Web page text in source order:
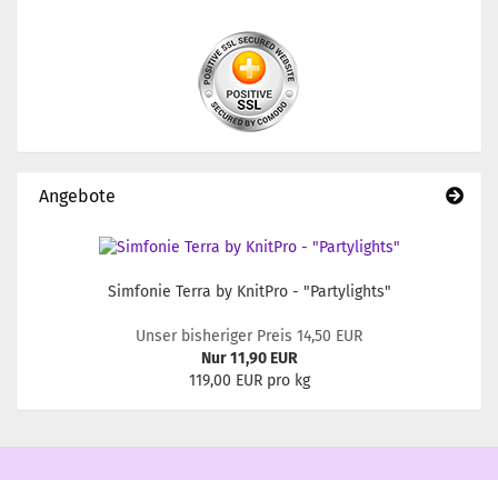
Angebote
Simfonie Terra by KnitPro - "Partylights"
Unser bisheriger Preis 14,50 EUR
Nur 11,90 EUR
119,00 EUR pro kg